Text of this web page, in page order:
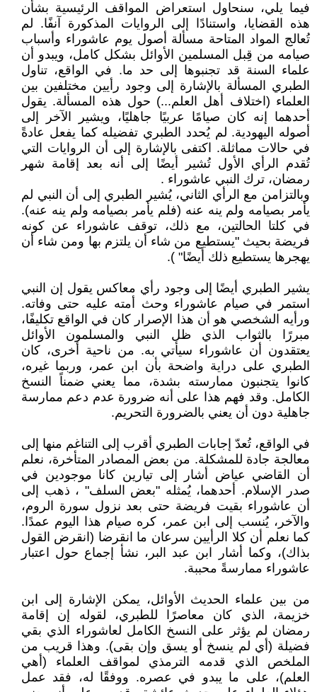
فيما يلي، سنحاول استعراض المواقف الرئيسية بشأن
هذه القضايا، واستنادًا إلى الروايات المذكورة آنفًا. لم
تُعالج المواد المتاحة مسألة أصول يوم عاشوراء وأسباب
صيامه من قِبل المسلمين الأوائل بشكل كامل، ويبدو أن
علماء السنة قد تجنبوها إلى حد ما. في الواقع، تناول
الطبري المسألة بالإشارة إلى وجود رأيين مختلفين بين
العلماء (اختلاف أهل العلم...) حول هذه المسألة. يقول
أحدهما إنه كان صيامًا عربيًا جاهليًا، ويشير الآخر إلى
أصوله اليهودية. لم يُحدد الطبري تفضيله كما يفعل عادةً
في حالات مماثلة. اكتفى بالإشارة إلى أن الروايات التي
تُقدم الرأي الأول تُشير أيضًا إلى أنه بعد إقامة شهر
رمضان، ترك النبي عاشوراء .
وبالتزامن مع الرأي الثاني، يُشير الطبري إلى أن النبي لم
يأمر بصيامه ولم ينه عنه (فلم يأمر بصيامه ولم ينه عنه).
في كلتا الحالتين، مع ذلك، توقف عاشوراء عن كونه
فريضة بحيث "يستطيع من شاء أن يلتزم بها ومن شاء أن
يهجرها يستطيع ذلك أيضًا" ).
يشير الطبري أيضًا إلى وجود رأي معاكس يقول إن النبي
استمر في صيام عاشوراء وحث أمته عليه حتى وفاته.
ورأيه الشخصي هو أن هذا الإصرار كان في الواقع تكليفًا،
مبررًا بالثواب الذي ظل النبي والمسلمون الأوائل
يعتقدون أن عاشوراء سيأتي به. من ناحية أخرى، كان
الطبري على دراية واضحة بأن ابن عمر، وربما غيره،
كانوا يتجنبون ممارسته بشدة، مما يعني ضمناً النسخ
الكامل. وقد فهم هذا على أنه ضرورة عدم دعم ممارسة
جاهلية دون أن يعني بالضرورة التحريم.
في الواقع، تُعدّ إجابات الطبري أقرب إلى التناغم منها إلى
معالجة جادة للمشكلة. من بعض المصادر المتأخرة، نعلم
أن القاضي عياض أشار إلى تيارين كانا موجودين في
صدر الإسلام. أحدهما، يُمثله "بعض السلف" ، ذهب إلى
أن عاشوراء بقيت فريضة حتى بعد نزول سورة الروم،
والآخر، يُنسب إلى ابن عمر، كره صيام هذا اليوم عمدًا.
كما نعلم أن كلا الرأيين سرعان ما انقرضا (انقرض القول
بذاك)، وكما أشار ابن عبد البر، نشأ إجماع حول اعتبار
عاشوراء ممارسةً محببة.
من بين علماء الحديث الأوائل، يمكن الإشارة إلى ابن
خزيمة، الذي كان معاصرًا للطبري، لقوله إن إقامة
رمضان لم يؤثر على النسخ الكامل لعاشوراء الذي بقي
فضيلة (أي لم ينسخ أو يسق وإن بقى). وهذا قريب من
الملخص الذي قدمه الترمذي لمواقف العلماء (أهي
العلم)، على ما يبدو في عصره. ووفقًا له، فقد عمل